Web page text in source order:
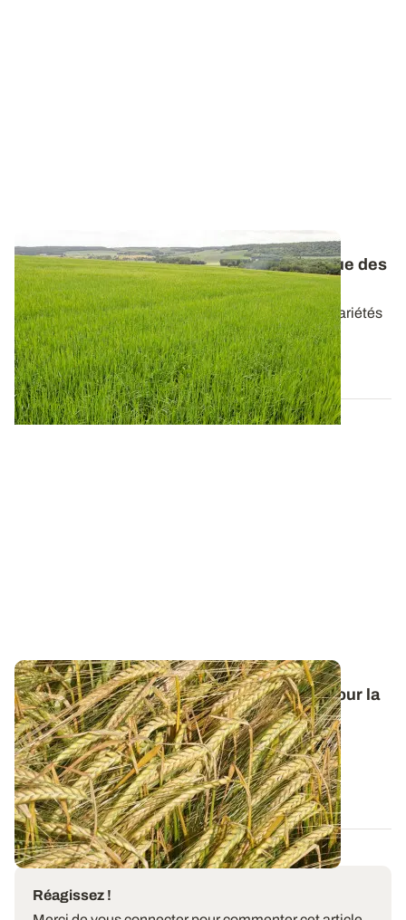
Orges d’hiver et de printemps : le catalogue des
variétés réactualisé
Retrouvez les caractéristiques de l’ensemble des variétés
d’orges disponibles en 2026...
20 AVR. 2026
Orge de printemps : nos préconisations pour la
campagne 2026
Retrouvez tous les résultats d’essais de la dernière
campagne et nos préconisations pour...
13 FÉVR. 2026
Réagissez !